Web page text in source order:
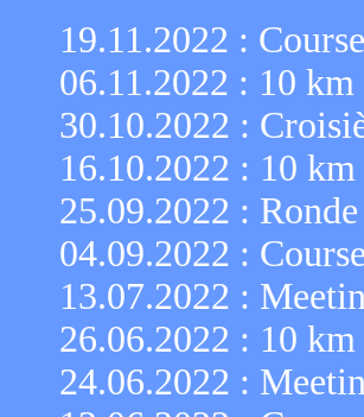
19.11.2022 :
06.11.2022 : 10
30.10.2022 :
16.10.2022 : 10 km
25.09.2022 :
04.09.2022 :
13.07.2022 :
26.06.2022 : 10 km
24.06.2022 :